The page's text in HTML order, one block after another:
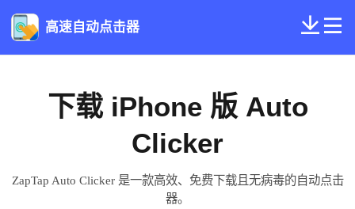
高速自动点击器
下载 iPhone 版 Auto
Clicker
ZapTap Auto Clicker 是一款高效、免费下载且无病毒的自动点击
器。